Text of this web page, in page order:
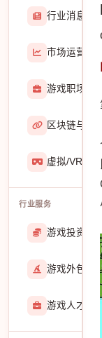
行业消息
市场运营
游戏职场
区块链与游戏
虚拟/VR/AR
行业服务
游戏投资交
游戏外包
游戏人才招聘